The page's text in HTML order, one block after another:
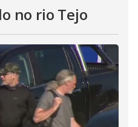
no rio Tejo